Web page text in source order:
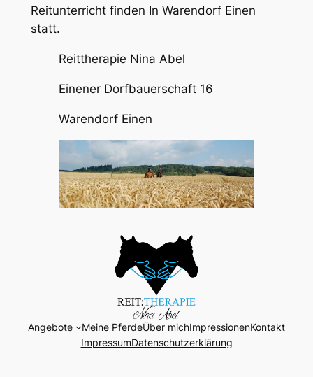
Reitunterricht finden In Warendorf Einen
statt.
Reittherapie Nina Abel
Einener Dorfbauerschaft 16
Warendorf Einen
Angebote Meine PferdeÜber michImpressionenKontakt
ImpressumDatenschutzerklärung